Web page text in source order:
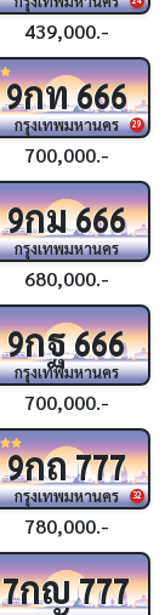
439,000.-
29
9กท666
กรุงเทพมหานคร
700,000.-
9กม666
กรุงเทพมหานคร
680,000.-
9กฐ666
กรุงเทพมหานคร
700,000.-
32
9กถ777
กรุงเทพมหานคร
780,000.-
7กญ777